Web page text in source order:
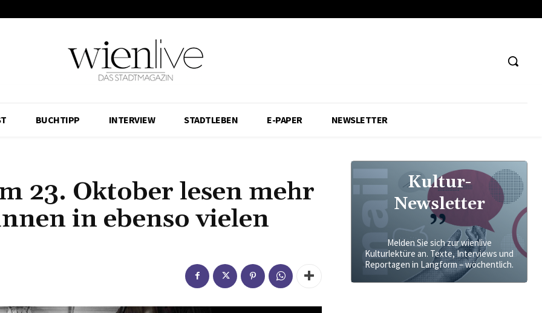
BUCHTIPP INTERVIEW STADTLEBEN E-PAPER NEWSLETTER
23. Oktober lesen mehr
in ebenso vielen
Kultur-
Newsletter
Melden Sie sich zur wienlive
Kulturlektüre an. Texte, Interviews und
Reportagen in Langform – wöchentlich.